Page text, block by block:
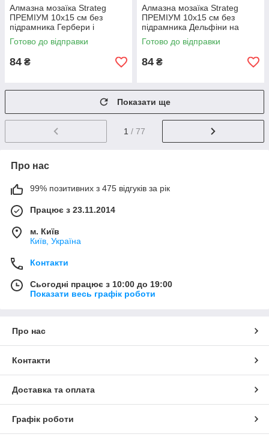
Алмазна мозаїка Strateg
ПРЕМІУМ 10х15 см без
підрамника Гербери і
метелики (YAB14425)
Готово до відправки
84 ₴
Алмазна мозаїка Strateg
ПРЕМІУМ 10х15 см без
підрамника Дельфіни на
заході сонця (YAB29566)
Готово до відправки
84 ₴
Показати ще
1 / 77
Про нас
99% позитивних з 475 відгуків за рік
Працює з 23.11.2014
м. Київ
Київ, Україна
Контакти
Сьогодні працює з 10:00 до 19:00
Показати весь графік роботи
Про нас
Контакти
Доставка та оплата
Графік роботи